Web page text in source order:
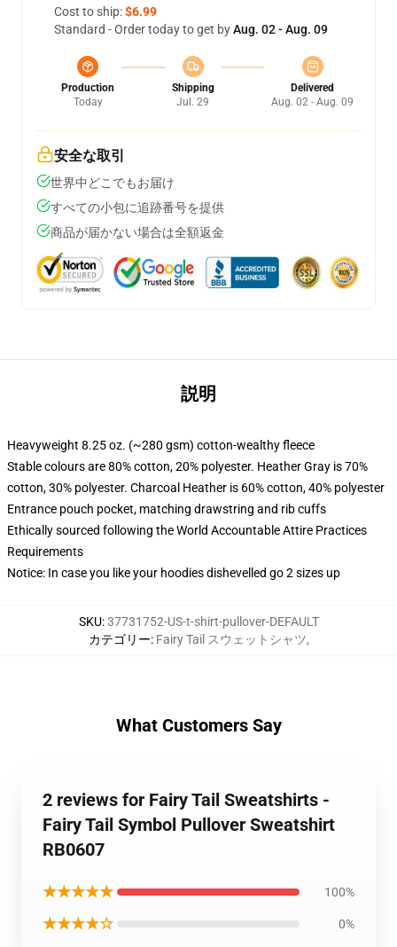
Cost to ship:$6.99
Standard - Order today to get byAug. 02 - Aug. 09
Production
Today
Shipping
Jul. 29
Delivered
Aug. 02 - Aug. 09
安全な取引
世界中どこでもお届け
すべての小包に追跡番号を提供
商品が届かない場合は全額返金
説明
Heavyweight 8.25 oz. (~280 gsm) cotton-wealthy fleece
Stable colours are 80% cotton, 20% polyester. Heather Gray is 70%
cotton, 30% polyester. Charcoal Heather is 60% cotton, 40% polyester
Entrance pouch pocket, matching drawstring and rib cuffs
Ethically sourced following the World Accountable Attire Practices
Requirements
Notice: In case you like your hoodies dishevelled go 2 sizes up
SKU:37731752-US-t-shirt-pullover-DEFAULT
カテゴリー: Fairy Tail スウェットシャツ,
What Customers Say
2 reviews for Fairy Tail Sweatshirts -
Fairy Tail Symbol Pullover Sweatshirt
RB0607
★★★★★ 100%
★★★★☆ 0%